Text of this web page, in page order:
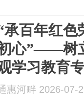
承百年红色
心”——树
学习教育
惠河畔 2026-07-